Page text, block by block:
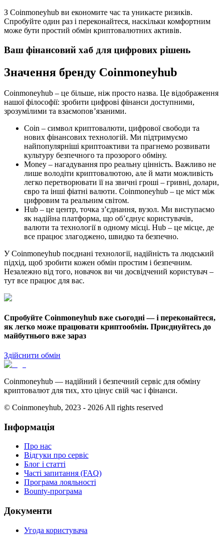
З Coinmoneyhub ви економите час та уникаєте ризиків.
Спробуйте один раз і переконайтеся, наскільки комфортним
може бути простий обмін криптовалютних активів.
Ваш фінансовий хаб для цифрових рішень
Значення бренду Coinmoneyhub
Coinmoneyhub – це більше, ніж просто назва. Це відображення
нашої філософії: зробити цифрові фінанси доступними,
зрозумілими та взаємопов’язаними.
Coin – символ криптовалюти, цифрової свободи та
нових фінансових технологій. Ми підтримуємо
найпопулярніші криптоактиви та прагнемо розвивати
культуру безпечного та прозорого обміну.
Money – нагадування про реальну цінність. Важливо не
лише володіти криптовалютою, але й мати можливість
легко перетворювати її на звичні гроші – гривні, долари,
євро та інші фіатні валюти. Coinmoneyhub – це міст між
цифровим та реальним світом.
Hub – це центр, точка з’єднання, вузол. Ми виступаємо
як надійна платформа, що об’єднує користувачів,
валюти та технології в одному місці. Hub – це місце, де
все працює злагоджено, швидко та безпечно.
У Coinmoneyhub поєднані технології, надійність та людський
підхід, щоб зробити кожен обмін простим і безпечним.
Незалежно від того, новачок ви чи досвідчений користувач –
тут все працює для вас.
Спробуйте Coinmoneyhub вже сьогодні — і переконайтеся,
як легко може працювати криптообмін. Приєднуйтесь до
майбутнього вже зараз
Здійснити обмін
Coinmoneyhub — надійний і безпечний сервіс для обміну
криптовалют для тих, хто цінує свій час і фінанси.
© Coinmoneyhub, 2023 - 2026 All rights reserved
Інформація
Про нас
Відгуки про сервіс
Блог і статті
Часті запитання (FAQ)
Програма лояльності
Bounty-програма
Документи
Угода користувача